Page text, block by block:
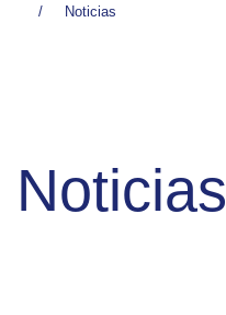
Noticias
Noticias